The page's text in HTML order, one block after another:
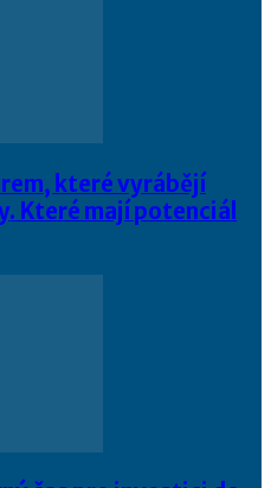
které vyrábějí
Které mají potenciál